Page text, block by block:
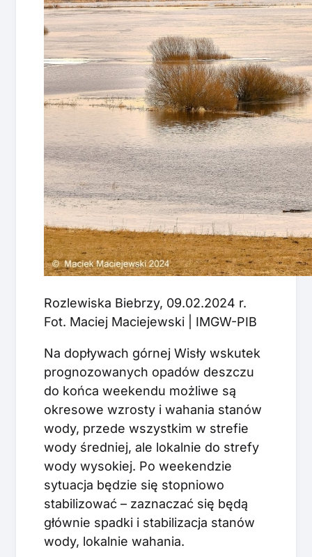
Rozlewiska Biebrzy, 09.02.2024 r.
Fot. Maciej Maciejewski | IMGW-PIB
Na dopływach górnej Wisły wskutek
prognozowanych opadów deszczu
do końca weekendu możliwe są
okresowe wzrosty i wahania stanów
wody, przede wszystkim w strefie
wody średniej, ale lokalnie do strefy
wody wysokiej. Po weekendzie
sytuacja będzie się stopniowo
stabilizować – zaznaczać się będą
głównie spadki i stabilizacja stanów
wody, lokalnie wahania.